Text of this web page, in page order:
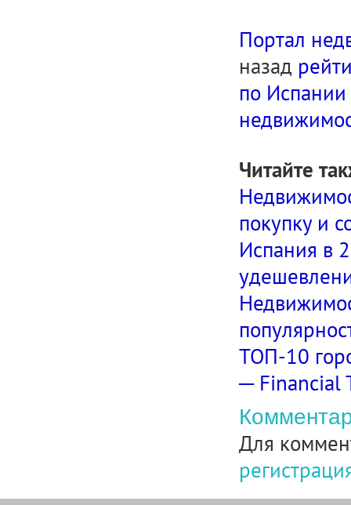
Портал
назад
по
Читайте
покупку и
Испания в
ТОП-10
─ Financial
Для